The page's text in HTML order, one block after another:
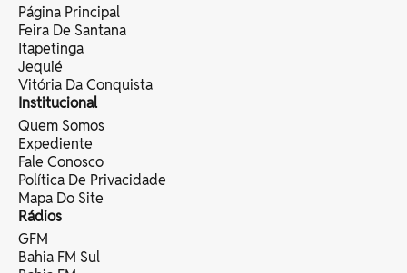
Página Principal
Feira De Santana
Itapetinga
Jequié
Vitória Da Conquista
Institucional
Quem Somos
Expediente
Fale Conosco
Política De Privacidade
Mapa Do Site
Rádios
GFM
Bahia FM Sul